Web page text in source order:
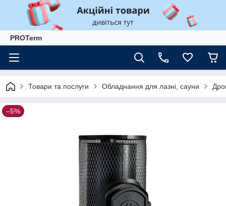
PROTerm
Товари та послуги Обладнання для лазні, сауни
–5%